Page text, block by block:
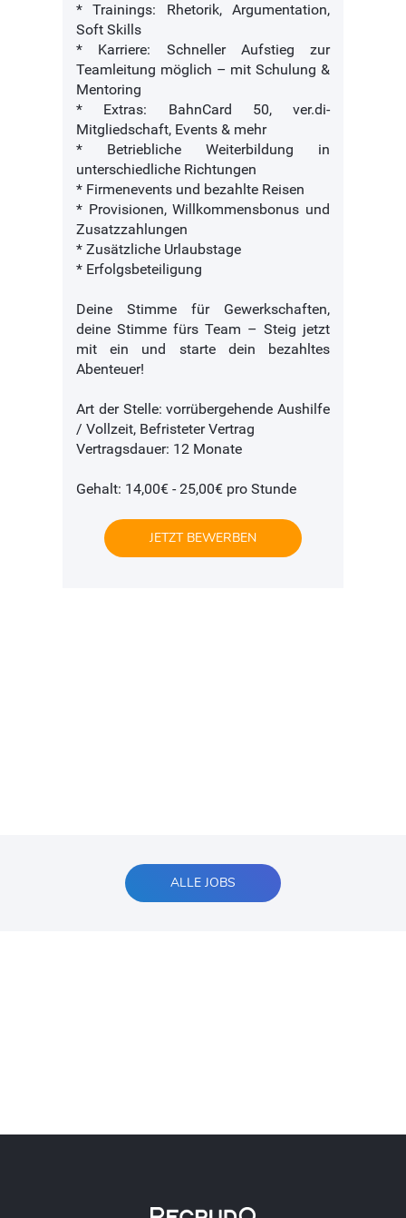
* Trainings: Rhetorik, Argumentation,
Soft Skills
* Karriere: Schneller Aufstieg zur
Teamleitung möglich – mit Schulung &
Mentoring
* Extras: BahnCard 50, ver.di-
Mitgliedschaft, Events & mehr
* Betriebliche Weiterbildung in
unterschiedliche Richtungen
* Firmenevents und bezahlte Reisen
* Provisionen, Willkommensbonus und
Zusatzzahlungen
* Zusätzliche Urlaubstage
* Erfolgsbeteiligung
Deine Stimme für Gewerkschaften,
deine Stimme fürs Team – Steig jetzt
mit ein und starte dein bezahltes
Abenteuer!
Art der Stelle: vorrübergehende Aushilfe
/ Vollzeit, Befristeter Vertrag
Vertragsdauer: 12 Monate
Gehalt: 14,00€ - 25,00€ pro Stunde
JETZT BEWERBEN
ALLE JOBS